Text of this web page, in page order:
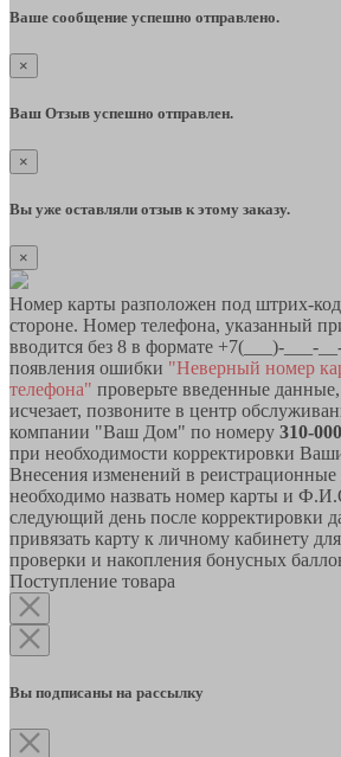
Ваше сообщение успешно отправлено.
×
Ваш Отзыв успешно отправлен.
×
Вы уже оставляли отзыв к этому заказу.
×
Номер карты разположен под штрих-
стороне. Номер телефона, указанный
вводится без 8 в формате +7(___)-___-
появления ошибки "Неверный номер
телефона" проверьте введенные
исчезает, позвоните в центр
компании "Ваш Дом" по номеру 310-
при необходимости корректировки
Внесения изменений в
необходимо назвать номер карты и
следующий день после корректировки
привязать карту к личному кабинету
проверки и накопления бонусных
Поступление товара
Вы подписаны на рассылку